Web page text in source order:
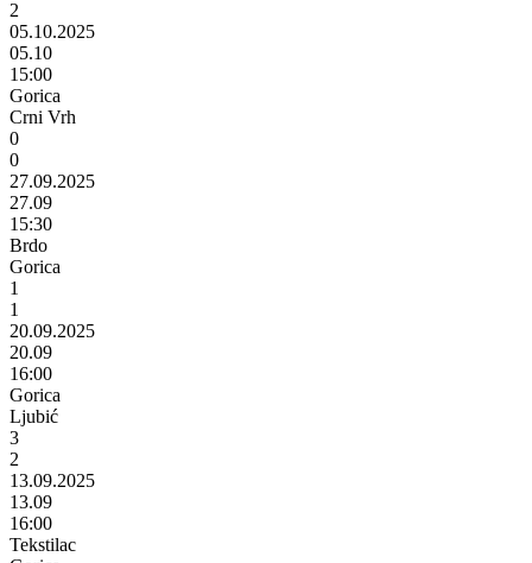
2
05.10.2025
05.10
15:00
Gorica
Crni Vrh
0
0
27.09.2025
27.09
15:30
Brdo
Gorica
1
1
20.09.2025
20.09
16:00
Gorica
Ljubić
3
2
13.09.2025
13.09
16:00
Tekstilac